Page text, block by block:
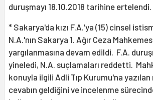
duruşmayı 18.10.2018 tarihine ertelendi.
* Sakarya'da kızı F.A.'ya (15) cinsel
N.A.'nın Sakarya 1. Ağır Ceza
yargılanmasına devam edildi. F.A.
yineledi, N.A. suçlamaları reddetti.
konuyla ilgili Adli Tıp Kurumu'na
cevabın geldiğini ve incelenme